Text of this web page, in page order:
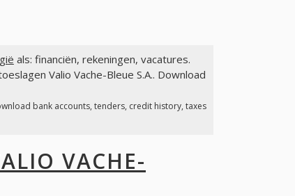
als: financiën, rekeningen, vacatures.
Valio Vache-Bleue S.A.. Download
bank accounts, tenders, credit history, taxes
VACHE-